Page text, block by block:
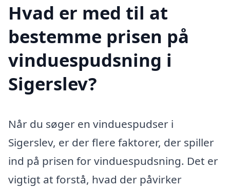
Hvad er med til at
bestemme prisen på
vinduespudsning i
Sigerslev?
Når du søger en vinduespudser i
Sigerslev, er der flere faktorer, der spiller
ind på prisen for vinduespudsning. Det er
vigtigt at forstå, hvad der påvirker